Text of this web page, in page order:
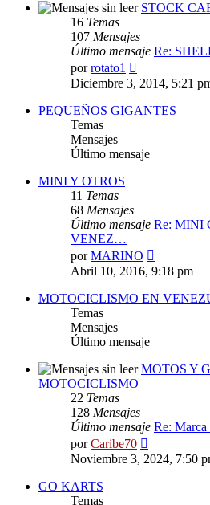
STOCK
16 Temas
107 Mensajes
Último mensaje Re:
porrotato1
último
Diciembre 3, 2014, 5:21
PEQUEÑOS GIGANTES
Temas
Mensajes
Último mensaje
MINI Y OTROS
11 Temas
68 Mensajes
Último mensaje Re: MINI
VENEZ…
porMARINO
último
mensaje
Abril 10, 2016, 9:18 pm
MOTOCICLISMO EN
Temas
Mensajes
Último mensaje
MOTOS Y
MOTOCICLISMO
22 Temas
128 Mensajes
Último mensaje Re:
porCaribe70
último
Noviembre 3, 2024, 7:50
GO KARTS
Temas